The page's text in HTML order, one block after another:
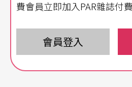
創作的路程當中，他持續不斷
樂創作之外，在校園民歌風
流行樂手寫歌、為電影配樂
元化的創作，也因為他的音
費會員立即加入PAR雜誌付
會員登入